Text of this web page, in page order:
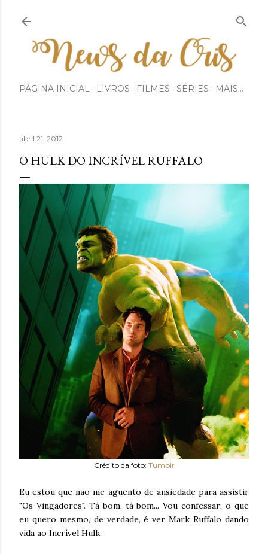
PÁGINA INICIAL LIVROS FILMES SÉRIES MAIS…
abril 21, 2012
O HULK DO INCRÍVEL RUFFALO
Crédito da foto: Tumblr
Eu estou que não me aguento de ansiedade para assistir
"Os Vingadores". Tá bom, tá bom... Vou confessar: o que
eu quero mesmo, de verdade, é ver Mark Ruffalo dando
vida ao Incrível Hulk.